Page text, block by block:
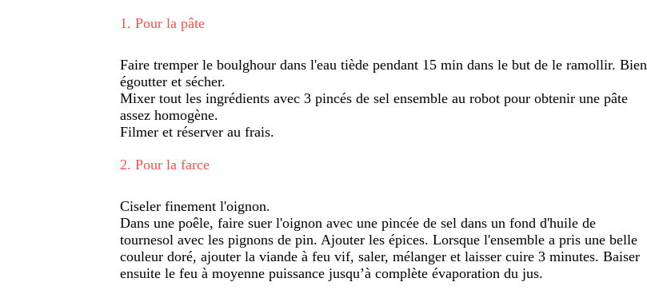
1 . Pour la pâte
Faire tremper le boulghour dans l'eau tiède pendant 15 min dans le but de le ramollir. Bien
égoutter et sécher.
Mixer tout les ingrédients avec 3 pincés de sel ensemble au robot pour obtenir une pâte
assez homogène.
Filmer et réserver au frais.
2. Pour la farce
Ciseler finement l'oignon.
Dans une poêle, faire suer l'oignon avec une pincée de sel dans un fond d'huile de
tournesol avec les pignons de pin. Ajouter les épices. Lorsque l'ensemble a pris une belle
couleur doré, ajouter la viande à feu vif, saler, mélanger et laisser cuire 3 minutes. Baiser
ensuite le feu à moyenne puissance jusqu’à complète évaporation du jus.